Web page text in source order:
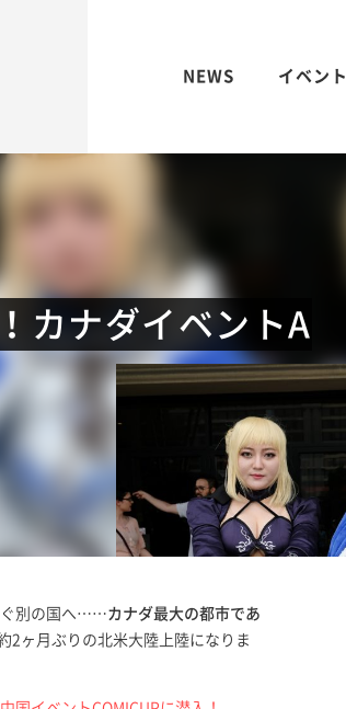
NEWS イベント
カナダイベントA
ぐ別の国へ……カナダ最大の都市であ
2ヶ月ぶりの北米大陸上陸になりま